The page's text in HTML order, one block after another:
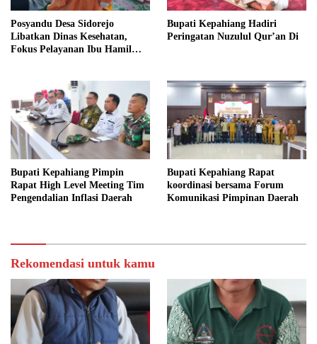
Posyandu Desa Sidorejo
Libatkan Dinas Kesehatan,
Fokus Pelayanan Ibu Hamil
Bupati Kepahiang Hadiri
Peringatan Nuzulul Qur’an Di
Bupati Kepahiang Pimpin
Rapat High Level Meeting Tim
Pengendalian Inflasi Daerah
Bupati Kepahiang Rapat
koordinasi bersama Forum
Komunikasi Pimpinan Daerah
Rekomendasi untuk kamu